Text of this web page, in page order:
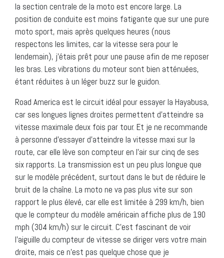
la section centrale de la moto est encore large. La
position de conduite est moins fatigante que sur une pure
moto sport, mais après quelques heures (nous
respectons les limites, car la vitesse sera pour le
lendemain), j’étais prêt pour une pause afin de me reposer
les bras. Les vibrations du moteur sont bien atténuées,
étant réduites à un léger buzz sur le guidon.
Road America est le circuit idéal pour essayer la Hayabusa,
car ses longues lignes droites permettent d’atteindre sa
vitesse maximale deux fois par tour. Et je ne recommande
à personne d’essayer d’atteindre la vitesse maxi sur la
route, car elle lève son compteur en l’air sur cinq de ses
six rapports. La transmission est un peu plus longue que
sur le modèle précédent, surtout dans le but de réduire le
bruit de la chaîne. La moto ne va pas plus vite sur son
rapport le plus élevé, car elle est limitée à 299 km/h, bien
que le compteur du modèle américain affiche plus de 190
mph (304 km/h) sur le circuit. C’est fascinant de voir
l’aiguille du compteur de vitesse se diriger vers votre main
droite, mais ce n’est pas quelque chose que je